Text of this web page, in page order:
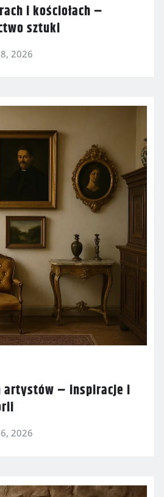
i kościołach –
sztuki
2026
artystów – inspiracje i
2026